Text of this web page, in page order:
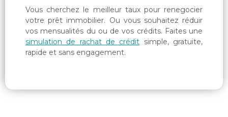
Vous cherchez le meilleur taux pour renegocier
votre prêt immobilier. Ou vous souhaitez réduir
vos mensualités du ou de vos crédits. Faites une
simulation de rachat de crédit simple, gratuite,
rapide et sans engagement.